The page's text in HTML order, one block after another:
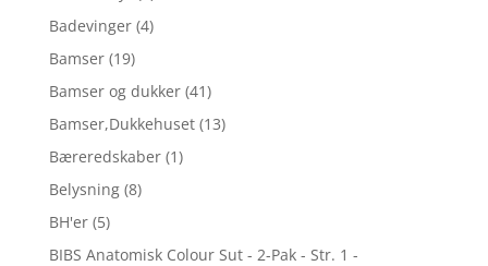
Badevinger (4)
Bamser (19)
Bamser og dukker (41)
Bamser,Dukkehuset (13)
Bæreredskaber (1)
Belysning (8)
BH'er (5)
BIBS Anatomisk Colour Sut - 2-Pak - Str. 1 -